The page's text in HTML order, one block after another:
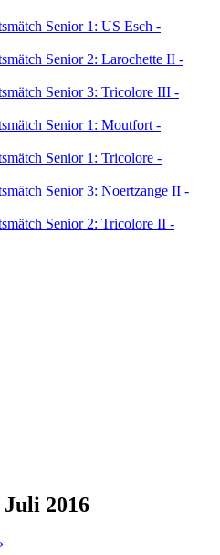
Senior 1: US Esch -
Senior 2: Larochette II -
Senior 3: Tricolore III -
Senior 1: Moutfort -
Senior 1: Tricolore -
Senior 3: Noertzange II -
Senior 2: Tricolore II -
2016